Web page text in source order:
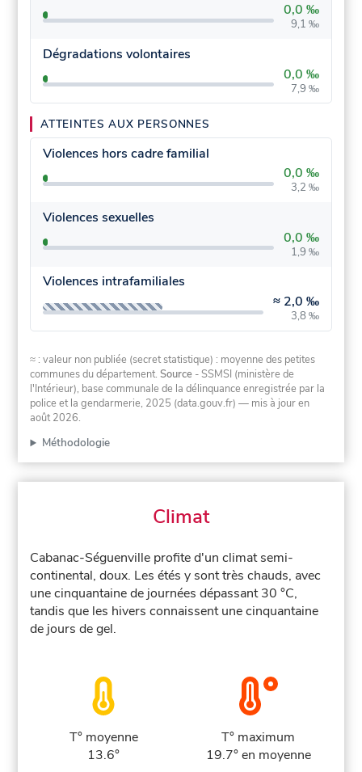
0,0 ‰
9,1 ‰
Dégradations volontaires
0,0 ‰
7,9 ‰
ATTEINTES AUX PERSONNES
Violences hors cadre familial
0,0 ‰
3,2 ‰
Violences sexuelles
0,0 ‰
1,9 ‰
Violences intrafamiliales
≈ 2,0 ‰
3,8 ‰
≈ : valeur non publiée (secret statistique) : moyenne des petites
communes du département.Source - SSMSI (ministère de
l'Intérieur), base communale de la délinquance enregistrée par la
police et la gendarmerie, 2025 (data.gouv.fr) — mis à jour en
août 2026.
Méthodologie
Climat
Cabanac-Séguenville profite d'un climat semi-
continental, doux. Les étés y sont très chauds, avec
une cinquantaine de journées dépassant 30 °C,
tandis que les hivers connaissent une cinquantaine
de jours de gel.
T° moyenne
13.6°
T° maximum
19.7° en moyenne